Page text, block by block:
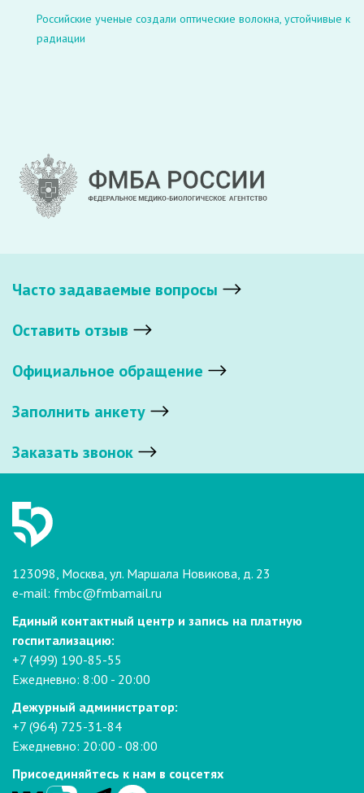
Российские ученые создали оптические волокна, устойчивые к
радиации
Часто задаваемые вопросы
Оставить отзыв
Официальное обращение
Заполнить анкету
Заказать звонок
123098, Москва, ул. Маршала Новикова, д. 23
e-mail: fmbc@fmbamail.ru
Единый контактный центр и запись на платную
госпитализацию:
+7 (499) 190-85-55
Ежедневно: 8:00 - 20:00
Дежурный администратор:
+7 (964) 725-31-84
Ежедневно: 20:00 - 08:00
Присоединяйтесь к нам в соцсетях